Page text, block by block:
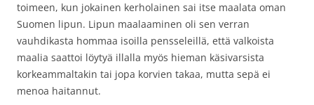
toimeen, kun jokainen kerholainen sai itse maalata oman
Suomen lipun. Lipun maalaaminen oli sen verran
vauhdikasta hommaa isoilla pensseleillä, että valkoista
maalia saattoi löytyä illalla myös hieman käsivarsista
korkeammaltakin tai jopa korvien takaa, mutta sepä ei
menoa haitannut.